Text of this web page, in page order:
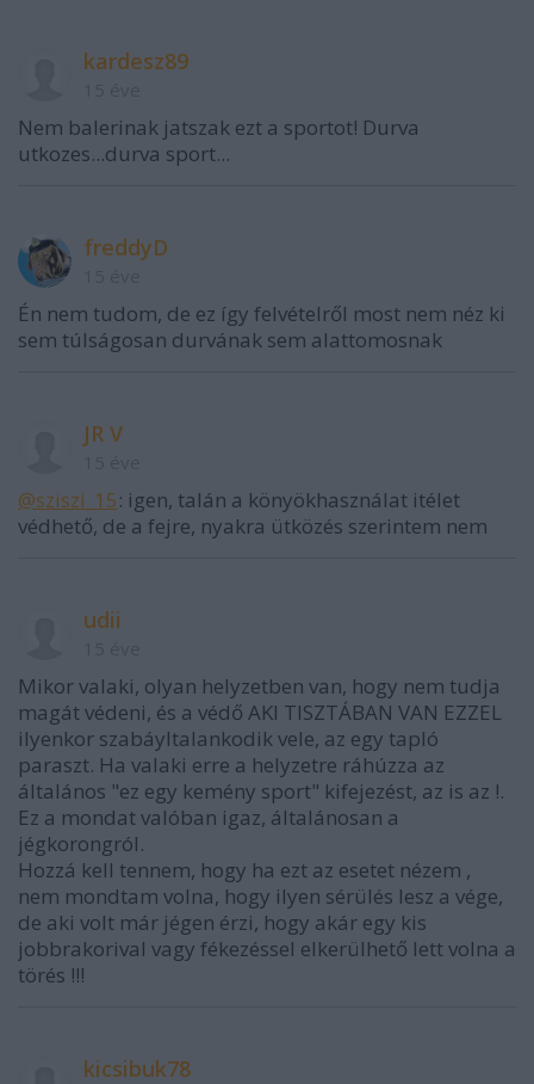
kardesz89
Nem balerinak jatszak ezt a sportot! Durva
utkozes...durva sport...
freddyD
Én nem tudom, de ez így felvételről most nem néz ki
sem túlságosan durvának sem alattomosnak
JR V
@sziszi_15: igen, talán a könyökhasználat itélet
védhető, de a fejre, nyakra ütközés szerintem nem
udii
Mikor valaki, olyan helyzetben van, hogy nem tudja
magát védeni, és a védő AKI TISZTÁBAN VAN EZZEL
ilyenkor szabáyltalankodik vele, az egy tapló
paraszt. Ha valaki erre a helyzetre ráhúzza az
általános "ez egy kemény sport" kifejezést, az is az !.
Ez a mondat valóban igaz, általánosan a
jégkorongról.
Hozzá kell tennem, hogy ha ezt az esetet nézem ,
nem mondtam volna, hogy ilyen sérülés lesz a vége,
de aki volt már jégen érzi, hogy akár egy kis
jobbrakorival vagy fékezéssel elkerülhető lett volna a
törés !!!
kicsibuk78